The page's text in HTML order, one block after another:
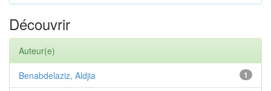
Découvrir
Auteur(e)
1
Benabdelaziz, Aldjia